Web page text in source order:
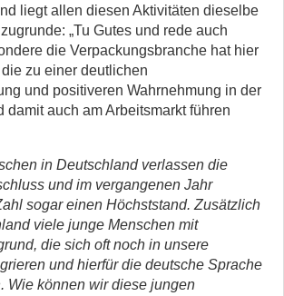
liegt allen diesen Aktivitäten dieselbe
„Tu Gutes und rede auch
die Verpackungsbranche hat hier
zu einer deutlichen
und positiveren Wahrnehmung in der
damit auch am Arbeitsmarkt führen
in Deutschland verlassen die
und im vergangenen Jahr
sogar einen Höchststand. Zusätzlich
viele junge Menschen mit
die sich oft noch in unsere
und hierfür die deutsche Sprache
Wie können wir diese jungen